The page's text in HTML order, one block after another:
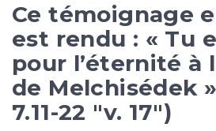
Ce témoignage
est rendu : « Tu
pour l’éternité à
de Melchisédek
7.11-22 "v. 17")